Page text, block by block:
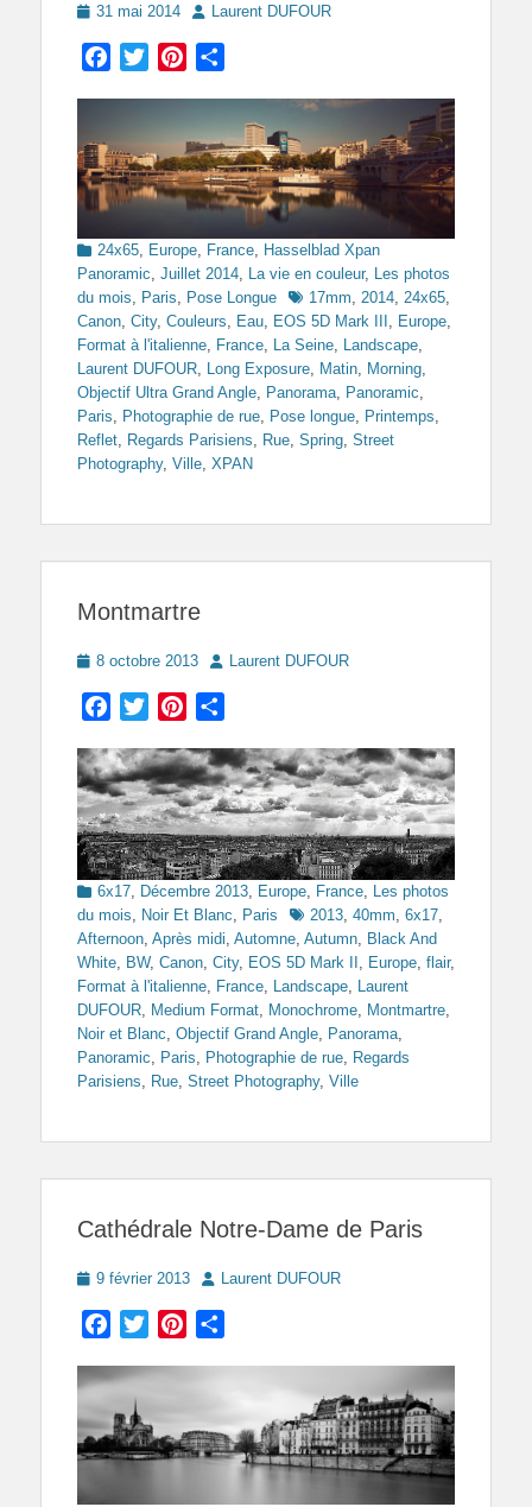
Posted
31 mai 2014 AuthorLaurent DUFOUR
Facebook
TwitterPinterest
Categories
24x65 Europe France Hasselblad Xpan
Panoramic Juillet 2014 La vie en couleur, Les photos
du mois
Paris Pose Longue Tags17mm 2014 24x65
Canon City, Couleurs Eau EOS 5D Mark III Europe
Format à l'italienne France La Seine Landscape
Laurent DUFOUR Long Exposure Matin Morning
Objectif Ultra Grand Angle Panorama Panoramic
Paris
Photographie de rue Pose longue Printemps
Reflet Regards Parisiens Rue Spring Street
Photography, Ville XPAN
Montmartre
Posted
8 octobre 2013 AuthorLaurent DUFOUR
Facebook
TwitterPinterest
Categories
6x17 Décembre 2013 Europe France
Les photos
du mois
Noir Et Blanc Paris Tags2013 40mm 6x17
Afternoon Après midi Automne Autumn
Black And
White
BW, Canon City, EOS 5D Mark II Europe flair,
Format à l'italienne
France Landscape
Laurent
DUFOUR
Medium Format Monochrome Montmartre
Noir et Blanc Objectif Grand Angle Panorama
Panoramic
Paris Photographie de rue
Regards
Parisiens
Rue Street Photography, Ville
Cathédrale Notre-Dame de Paris
Posted
9 février 2013 AuthorLaurent DUFOUR
Facebook
TwitterPinterest